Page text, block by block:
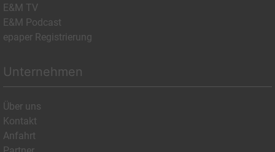
E&M TV
E&M Podcast
epaper Registrierung
Unternehmen
Über uns
Kontakt
Anfahrt